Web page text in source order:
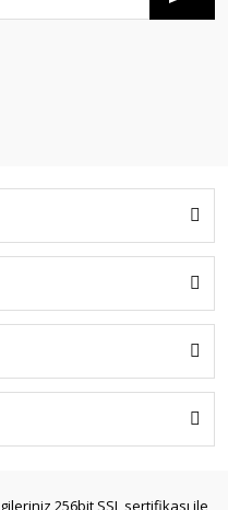
256bit SSL sertifikası ile